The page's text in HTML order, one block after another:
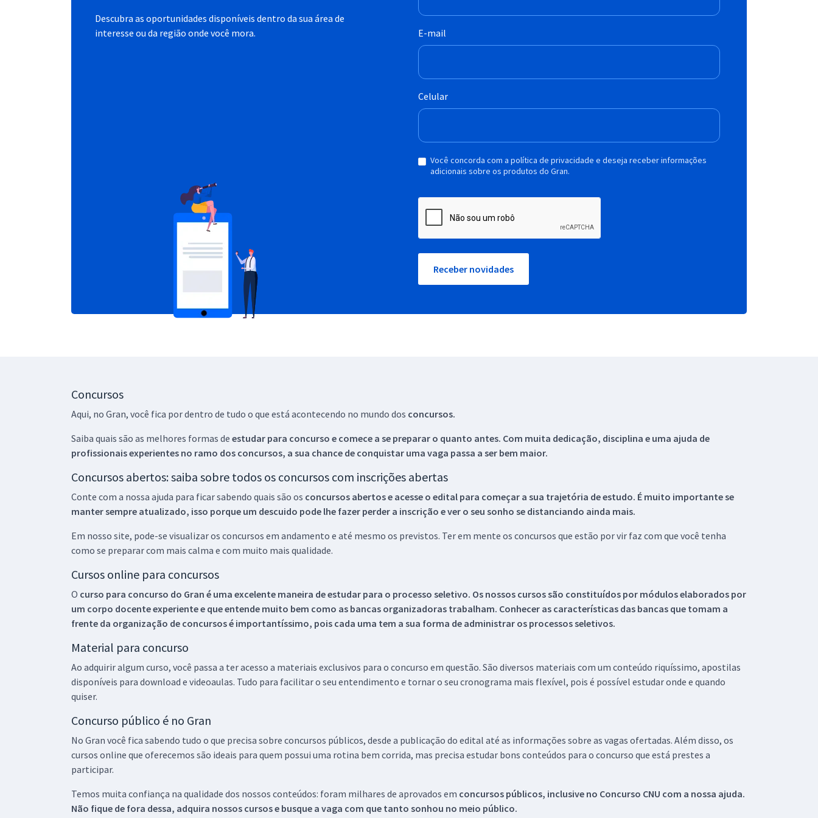
Descubra as oportunidades disponíveis dentro da sua área de
interesse ou da região onde você mora.
E-mail
Celular
Você concorda com a política de privacidade e deseja receber informações
adicionais sobre os produtos do Gran.
Receber novidades
Concursos
Aqui, no Gran, você fica por dentro de tudo o que está acontecendo no mundo dos concursos.
Saiba quais são as melhores formas de estudar para concurso e comece a se preparar o quanto antes. Com muita dedicação, disciplina e uma ajuda de
profissionais experientes no ramo dos concursos, a sua chance de conquistar uma vaga passa a ser bem maior.
Concursos abertos: saiba sobre todos os concursos com inscrições abertas
Conte com a nossa ajuda para ficar sabendo quais são os concursos abertos e acesse o edital para começar a sua trajetória de estudo. É muito importante se
manter sempre atualizado, isso porque um descuido pode lhe fazer perder a inscrição e ver o seu sonho se distanciando ainda mais.
Em nosso site, pode-se visualizar os concursos em andamento e até mesmo os previstos. Ter em mente os concursos que estão por vir faz com que você tenha
como se preparar com mais calma e com muito mais qualidade.
Cursos online para concursos
O curso para concurso do Gran é uma excelente maneira de estudar para o processo seletivo. Os nossos cursos são constituídos por módulos elaborados por
um corpo docente experiente e que entende muito bem como as bancas organizadoras trabalham. Conhecer as características das bancas que tomam a
frente da organização de concursos é importantíssimo, pois cada uma tem a sua forma de administrar os processos seletivos.
Material para concurso
Ao adquirir algum curso, você passa a ter acesso a materiais exclusivos para o concurso em questão. São diversos materiais com um conteúdo riquíssimo, apostilas
disponíveis para download e videoaulas. Tudo para facilitar o seu entendimento e tornar o seu cronograma mais flexível, pois é possível estudar onde e quando
quiser.
Concurso público é no Gran
No Gran você fica sabendo tudo o que precisa sobre concursos públicos, desde a publicação do edital até as informações sobre as vagas ofertadas. Além disso, os
cursos online que oferecemos são ideais para quem possui uma rotina bem corrida, mas precisa estudar bons conteúdos para o concurso que está prestes a
participar.
Temos muita confiança na qualidade dos nossos conteúdos: foram milhares de aprovados em concursos públicos, inclusive no Concurso CNU com a nossa ajuda.
Não fique de fora dessa, adquira nossos cursos e busque a vaga com que tanto sonhou no meio público.